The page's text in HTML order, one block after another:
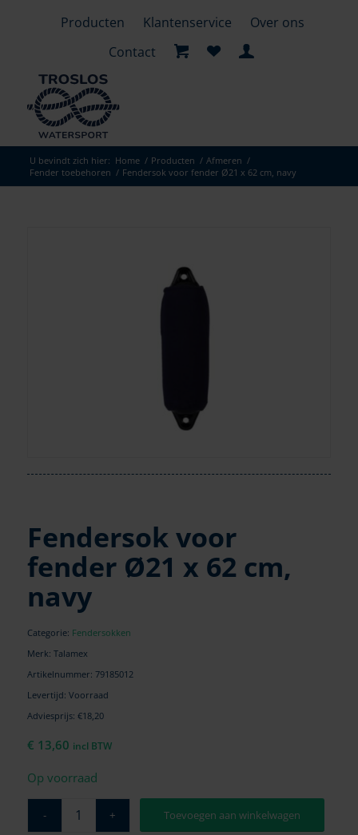
Producten Klantenservice
Over ons
Contact
U bevindt zich hier: Home / Producten / Afmeren /
Fender toebehoren / Fendersok voor fender Ø21 x 62 cm, navy
Fendersok voor
fender Ø21 x 62 cm,
navy
Categorie: Fendersokken
Merk: Talamex
Artikelnummer: 79185012
Levertijd: Voorraad
Adviesprijs: €18,20
€ 13,60 incl BTW
Op voorraad
Toevoegen aan winkelwagen